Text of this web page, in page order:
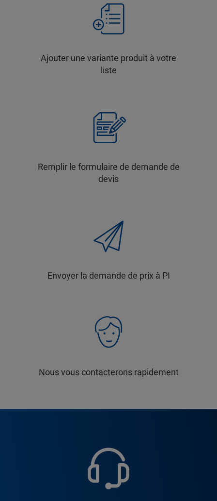
Ajouter une variante produit à votre
liste
Remplir le formulaire de demande de
devis
Envoyer la demande de prix à PI
Nous vous contacterons rapidement